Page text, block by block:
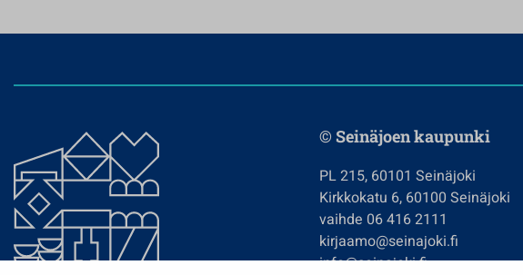
© Seinäjoen kaupunki
PL 215, 60101 Seinäjoki
Kirkkokatu 6, 60100 Seinäjoki
vaihde 06 416 2111
kirjaamo@seinajoki.fi
info@seinajoki.fi